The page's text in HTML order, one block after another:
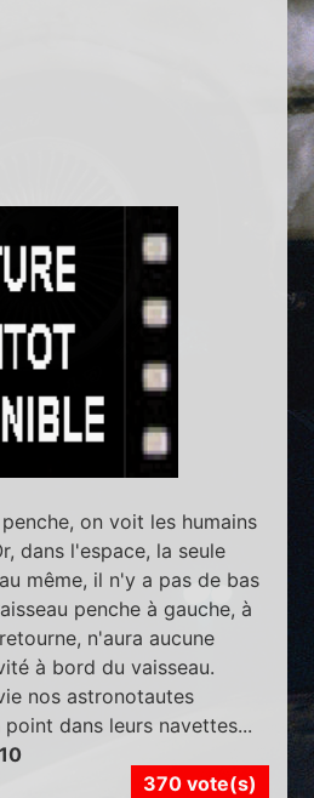
on voit les humains
dans l'espace, la seule
même, il n'y a pas de bas
penche à gauche, à
n'aura aucune
à bord du vaisseau.
nos astronotautes
dans leurs navettes...
370 vote(s)